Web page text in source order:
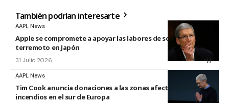
También podrían interesarte
AAPL News
Apple se compromete a apoyar las labores de socorro tras el
terremoto en Japón
31 Julio 2026
AAPL News
Tim Cook anuncia donaciones a las zonas afectadas por los
incendios en el sur de Europa